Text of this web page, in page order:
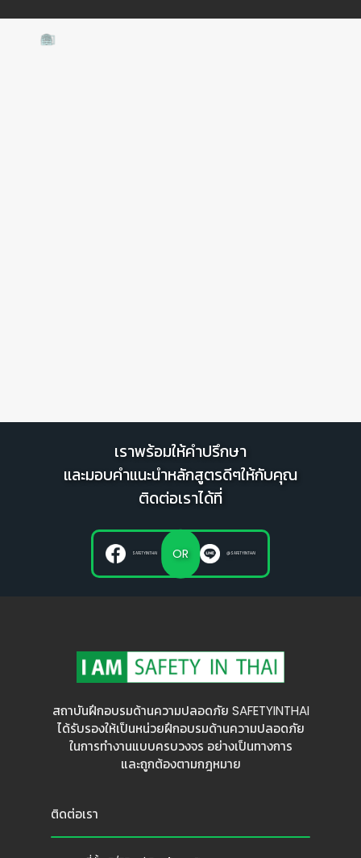
เราพร้อมให้คำปรึกษา
และมอบคำแนะนำหลักสูตรดีๆให้กับคุณ
ติดต่อเราได้ที่
SAFETYINTHAI OR @SAFETYINTHAI
สถาบันฝึกอบรมด้านความปลอดภัย SAFETYINTHAI
ได้รับรองให้เป็นหน่วยฝึกอบรมด้านความปลอดภัย
ในการทำงานแบบครบวงจร อย่างเป็นทางการ
และถูกต้องตามกฎหมาย
ติดต่อเรา